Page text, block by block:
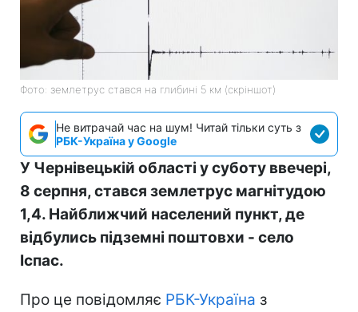
Фото: землетрус стався на глибині 5 км (скріншот)
Не витрачай час на шум! Читай тільки суть з
РБК-Україна у Google
У Чернівецькій області у суботу ввечері,
8 серпня, стався землетрус магнітудою
1,4. Найближчий населений пункт, де
відбулись підземні поштовхи - село
Іспас.
Про це повідомляє РБК-Україна з